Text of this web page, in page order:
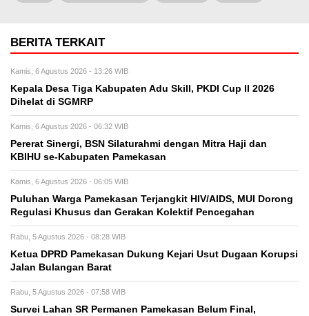
BERITA TERKAIT
Kamis, 6 Agustus 2026 - 13:26 WIB
Kepala Desa Tiga Kabupaten Adu Skill, PKDI Cup II 2026
Dihelat di SGMRP
Kamis, 6 Agustus 2026 - 06:32 WIB
Pererat Sinergi, BSN Silaturahmi dengan Mitra Haji dan
KBIHU se-Kabupaten Pamekasan
Kamis, 6 Agustus 2026 - 06:05 WIB
Puluhan Warga Pamekasan Terjangkit HIV/AIDS, MUI Dorong
Regulasi Khusus dan Gerakan Kolektif Pencegahan
Rabu, 5 Agustus 2026 - 08:28 WIB
Ketua DPRD Pamekasan Dukung Kejari Usut Dugaan Korupsi
Jalan Bulangan Barat
Rabu, 5 Agustus 2026 - 07:58 WIB
Survei Lahan SR Permanen Pamekasan Belum Final,